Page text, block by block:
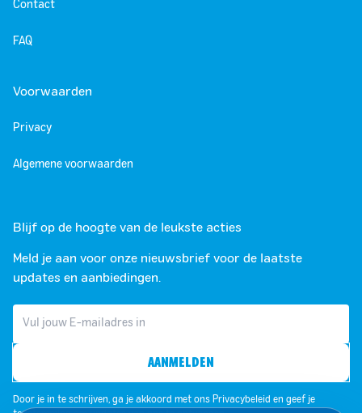
Contact
FAQ
Voorwaarden
Privacy
Algemene voorwaarden
Blijf op de hoogte van de leukste acties
Meld je aan voor onze nieuwsbrief voor de laatste
updates en aanbiedingen.
AANMELDEN
Door je in te schrijven, ga je akkoord met ons Privacybeleid en geef je